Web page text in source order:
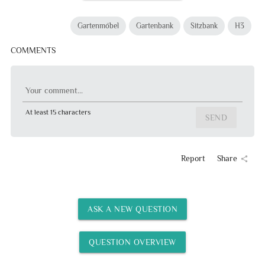
Gartenmöbel Gartenbank Sitzbank H3
COMMENTS
Your comment...
At least 15 characters
SEND
Report Share share
ASK A NEW QUESTION
QUESTION OVERVIEW